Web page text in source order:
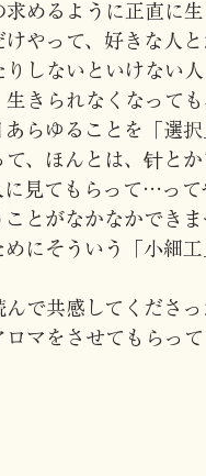
めるように正直に生
やって、好きな人
りしないといけない
きられなくなっても
らゆることを「選択
て、ほんとは、针と
に見てもらって…っ
とがなかなかできま
にそういう「小細
で共感してくださ
マをさせてもらっ